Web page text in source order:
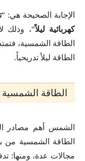
الإجابة الصحيحة هي: “
كهربائية ليلاً“، وذلك
الطاقة الشمسية،
الطاقة ليلاً تدريحياً.
الطاقة الشمسية
الشمس أهم مصادر
الطاقة الشمسية من
مجالات عدة، ومنها: